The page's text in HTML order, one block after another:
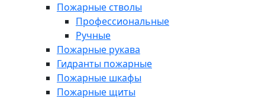
Пожарные стволы
Профессиональные
Ручные
Пожарные рукава
Гидранты пожарные
Пожарные шкафы
Пожарные щиты